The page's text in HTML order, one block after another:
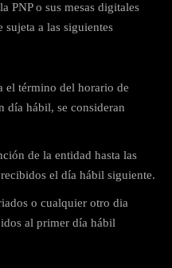
PNP o sus mesas digitales
a las siguientes
el término del horario de
día hábil, se consideran
de la entidad hasta las
el día hábil siguiente.
o cualquier otro dia
al primer día hábil